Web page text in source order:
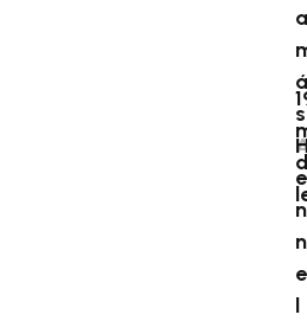
a
á
s
e
n
n
e
l